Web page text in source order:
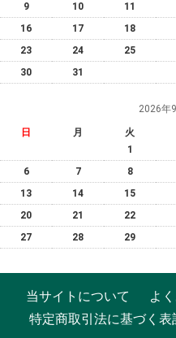
9
10 11
16
17 18
23
24 25
30
31
2026年
日 月 火
1
6
7 8
13
14 15
20
21 22
27
28 29
当サイトについて よ
特定商取引法に基づく表